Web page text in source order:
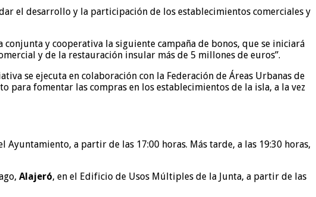
el desarrollo y la participación de los establecimientos comerciales y
y cooperativa la siguiente campaña de bonos, que se iniciará
y de la restauración insular más de 5 millones de euros”.
se ejecuta en colaboración con la Federación de Áreas Urbanas de
para fomentar las compras en los establecimientos de la isla, a la vez
Ayuntamiento, a partir de las 17:00 horas. Más tarde, a las 19:30 horas,
Alajeró, en el Edificio de Usos Múltiples de la Junta, a partir de las